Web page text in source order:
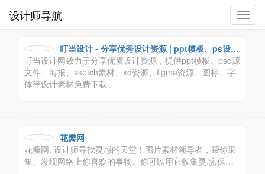
切
换
设计师导航
叮当设计 - 分享优秀设计资源 | ppt模板、ps设计
素材免费下载
叮当设计网致力于分享优质设计资源，提供ppt模板、psd源
文件、海报、sketch素材、xd资源、figma资源、图标、字
体等设计素材免费下载。
花瓣网
花瓣网, 设计师寻找灵感的天堂！图片素材领导者，帮你采
集、发现网络上你喜欢的事物。你可以用它收集灵感,保存